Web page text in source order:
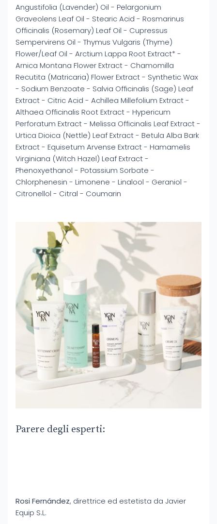
Angustifolia (Lavender) Oil - Pelargonium
Graveolens Leaf Oil - Stearic Acid - Rosmarinus
Officinalis (Rosemary) Leaf Oil - Cupressus
Sempervirens Oil - Thymus Vulgaris (Thyme)
Flower/Leaf Oil - Arctium Lappa Root Extract* -
Arnica Montana Flower Extract - Chamomilla
Recutita (Matricaria) Flower Extract - Synthetic Wax
- Sodium Benzoate - Salvia Officinalis (Sage) Leaf
Extract - Citric Acid - Achillea Millefolium Extract -
Althaea Officinalis Root Extract - Hypericum
Perforatum Extract - Melissa Officinalis Leaf Extract -
Urtica Dioica (Nettle) Leaf Extract - Betula Alba Bark
Extract - Equisetum Arvense Extract - Hamamelis
Virginiana (Witch Hazel) Leaf Extract -
Phenoxyethanol - Potassium Sorbate -
Chlorphenesin - Limonene - Linalool - Geraniol -
Citronellol - Citral - Coumarin
Parere degli esperti:
Rosi Fernández, direttrice ed estetista da Javier
Equip S.L.